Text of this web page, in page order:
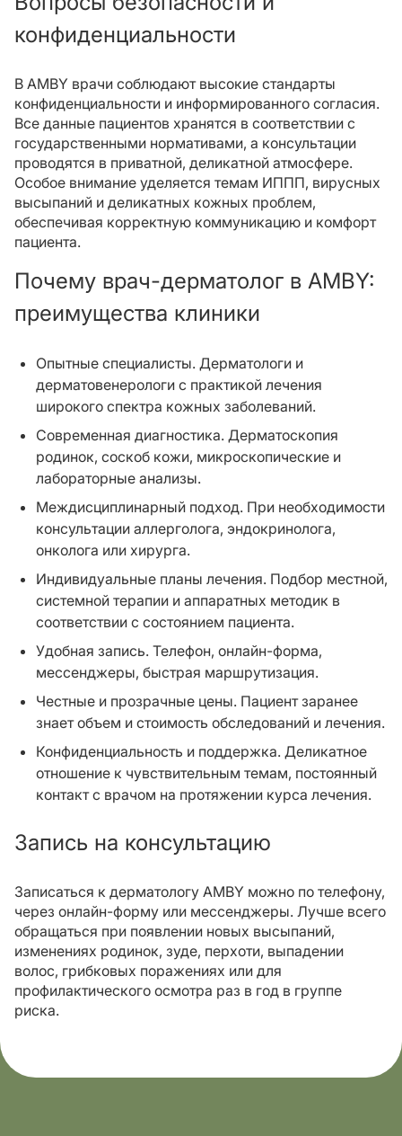
конфиденциальности
В AMBY врачи соблюдают высокие стандарты
конфиденциальности и информированного согласия.
Все данные пациентов хранятся в соответствии с
государственными нормативами, а консультации
проводятся в приватной, деликатной атмосфере.
Особое внимание уделяется темам ИППП, вирусных
высыпаний и деликатных кожных проблем,
обеспечивая корректную коммуникацию и комфорт
пациента.
Почему врач-дерматолог в AMBY:
преимущества клиники
Опытные специалисты. Дерматологи и
дерматовенерологи с практикой лечения
широкого спектра кожных заболеваний.
Современная диагностика. Дерматоскопия
родинок, соскоб кожи, микроскопические и
лабораторные анализы.
Междисциплинарный подход. При необходимости
консультации аллерголога, эндокринолога,
онколога или хирурга.
Индивидуальные планы лечения. Подбор местной,
системной терапии и аппаратных методик в
соответствии с состоянием пациента.
Удобная запись. Телефон, онлайн-форма,
мессенджеры, быстрая маршрутизация.
Честные и прозрачные цены. Пациент заранее
знает объем и стоимость обследований и лечения.
Конфиденциальность и поддержка. Деликатное
отношение к чувствительным темам, постоянный
контакт с врачом на протяжении курса лечения.
Запись на консультацию
Записаться к дерматологу AMBY можно по телефону,
через онлайн-форму или мессенджеры. Лучше всего
обращаться при появлении новых высыпаний,
изменениях родинок, зуде, перхоти, выпадении
волос, грибковых поражениях или для
профилактического осмотра раз в год в группе
риска.